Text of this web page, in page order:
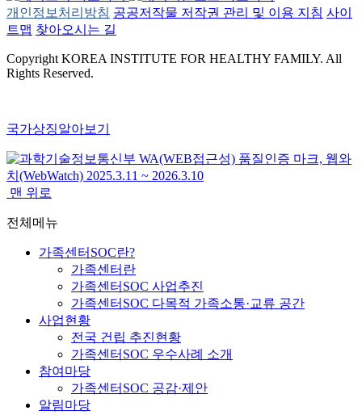
개인정보처리방침 공공저작물 저작권 관리 및 이용 지침 사이
트맵 찾아오시는 길
Copyright KOREA INSTITUTE FOR HEALTHY FAMILY. All
Rights Reserved.
국가상징알아보기
맨 위로
전체메뉴
가족센터SOC란?
가족센터란
가족센터SOC 사업추진
가족센터SOC 다목적 가족소통·교류 공간
사업현황
전국 건립 추진현황
가족센터SOC 우수사례 소개
참여마당
가족센터SOC 공감·제안
알림마당